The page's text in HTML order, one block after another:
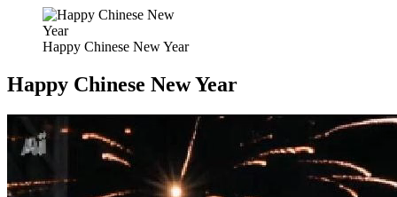
Happy Chinese New Year
Happy Chinese New Year